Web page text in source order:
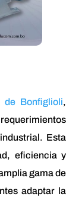
de Bonfiglioli,
Esta
eficiencia y
gama de
adaptar la